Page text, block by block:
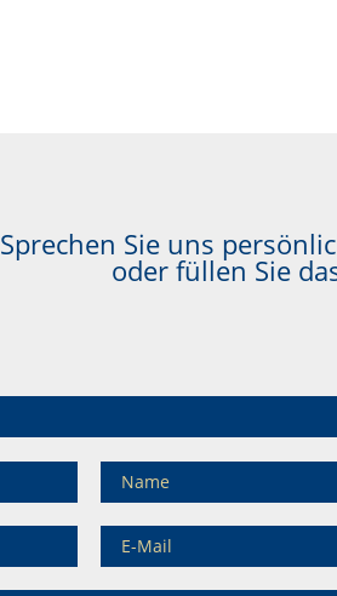
Sprechen Sie uns
oder füllen Sie